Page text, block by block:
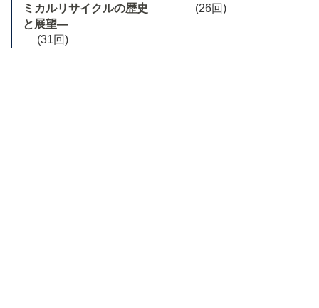
ミカルリサイクルの歴史
と展望―
(31回)
(26回)